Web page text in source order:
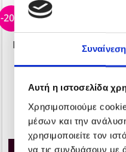
Συναίνεση
Αυτή η ιστοσελίδα
Χρησιμοποιούμε
μέσων και την
χρησιμοποιείτε τον
να τις συνδυάσουν με
-20%
ΕΞΑΝΤΛΗΜΈΝΟ
Kerastase
Specifique Bain
Divalent 250ml
26.00 Original
price
was:
€ 20.80Η
τρέχουσα
τιμή
ΔΙΑΒΆΣΤΕ